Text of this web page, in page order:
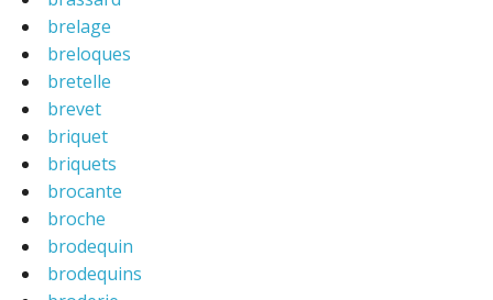
brelage
breloques
bretelle
brevet
briquet
briquets
brocante
broche
brodequin
brodequins